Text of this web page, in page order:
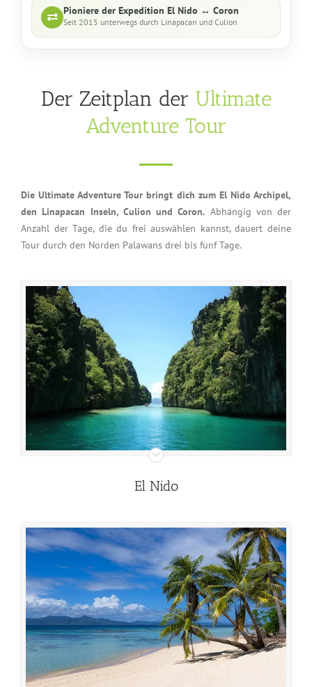
Pioniere der Expedition El Nido ↔ Coron
Seit 2015 unterwegs durch Linapacan und Culion
Der Zeitplan der Ultimate
Adventure Tour
Die Ultimate Adventure Tour bringt dich zum El Nido Archipel,
den Linapacan Inseln, Culion und Coron. Abhängig von der
Anzahl der Tage, die du frei auswählen kannst, dauert deine
Tour durch den Norden Palawans drei bis fünf Tage.
El Nido